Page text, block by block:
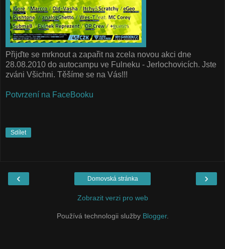
Přijďte se mrknout a zapařit na zcela novou akci dne
28.08.2010 do autocampu ve Fulneku - Jerlochovicích. Jste
zváni Všichni. Těšíme se na Vás!!!
Potvrzení na FaceBooku
Sdílet
‹ ›
Domovská stránka
Zobrazit verzi pro web
Používá technologii služby Blogger.